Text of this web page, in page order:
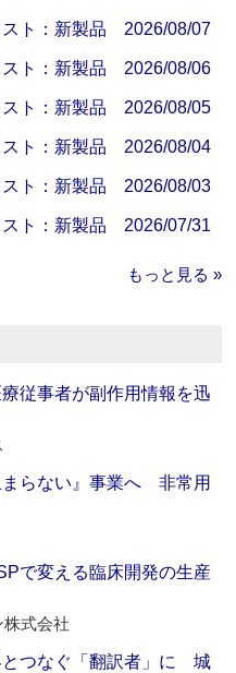
スト：新製品 2026/08/07
スト：新製品 2026/08/06
スト：新製品 2026/08/05
スト：新製品 2026/08/04
スト：新製品 2026/08/03
スト：新製品 2026/07/31
もっと見る »
従事者が副作用情報を迅
まらない』事業へ 非常用
で変える臨床開発の生産
式会社
とつなぐ「翻訳者」に 城